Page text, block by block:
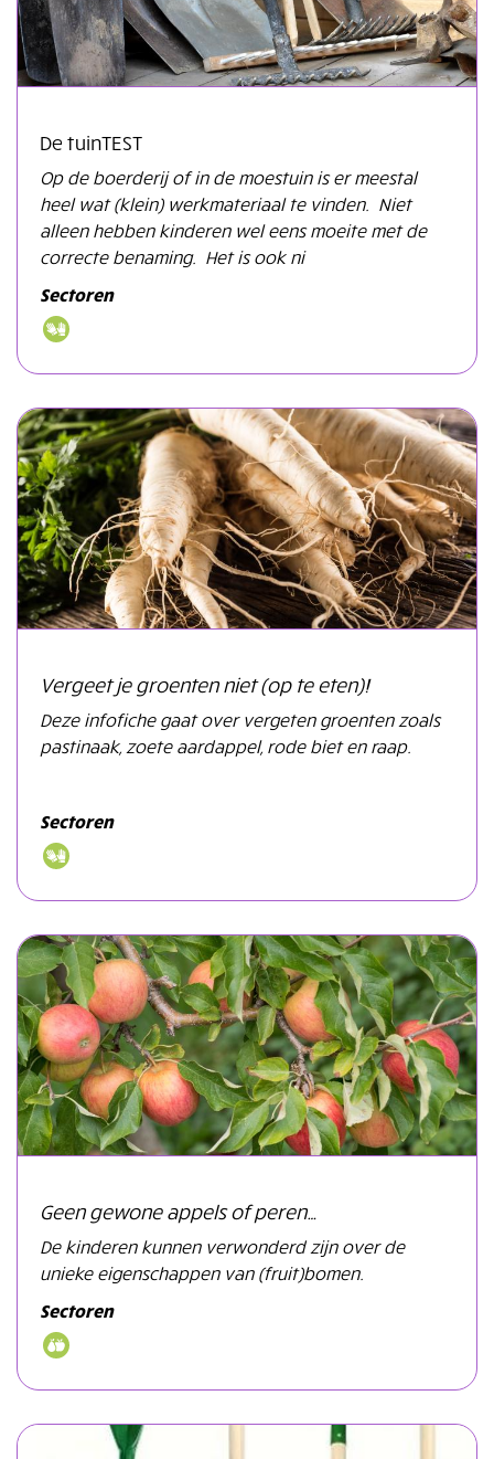
De tuinTEST
Op de boerderij of in de moestuin is er meestal
heel wat (klein) werkmateriaal te vinden. Niet
alleen hebben kinderen wel eens moeite met de
correcte benaming. Het is ook ni
Sectoren
Vergeet je groenten niet (op te eten)!
Deze infofiche gaat over vergeten groenten zoals
pastinaak, zoete aardappel, rode biet en raap.
Sectoren
Geen gewone appels of peren…
De kinderen kunnen verwonderd zijn over de
unieke eigenschappen van (fruit)bomen.
Sectoren